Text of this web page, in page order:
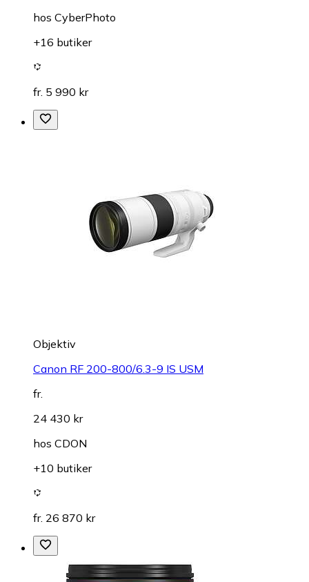
hos CyberPhoto
+16 butiker
fr. 5 990 kr
Objektiv
Canon RF 200-800/6.3-9 IS USM
fr.
24 430 kr
hos CDON
+10 butiker
fr. 26 870 kr